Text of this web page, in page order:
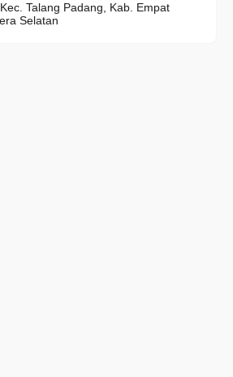
Talang Padang, Kab. Empat
Selatan